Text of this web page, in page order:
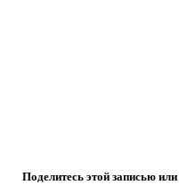
Поделитесь этой записью